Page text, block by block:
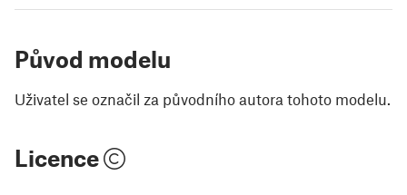
Původ modelu
Uživatel se označil za původního autora tohoto modelu.
Licence